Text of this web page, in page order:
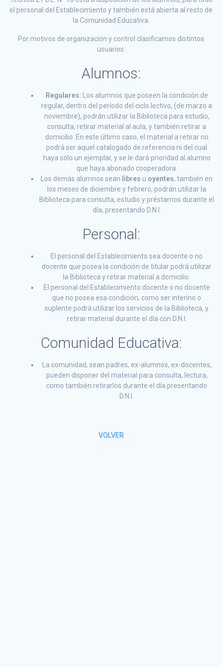
el personal del Establecimiento y también está abierta al resto de
la Comunidad Educativa.
Por motivos de organización y control clasificamos distintos
usuarios:
Alumnos:
Regulares: Los alumnos que poseen la condición de
regular, dentro del período del ciclo lectivo, (de marzo a
noviembre), podrán utilizar la Biblioteca para estudio,
consulta, retirar material al aula, y también retirar a
domicilio: En este último caso, el material a retirar no
podrá ser aquel catalogado de referencia ni del cual
haya sólo un ejemplar, y se le dará prioridad al alumno
que haya abonado cooperadora.
Los demás alumnos sean libres u oyentes, también en
los meses de diciembre y febrero, podrán utilizar la
Biblioteca para consulta, estudio y préstamos durante el
día, presentando D.N.I.
Personal:
El personal del Establecimiento sea docente o no
docente que posea la condición de titular podrá utilizar
la Biblioteca y retirar material a domicilio.
El personal del Establecimiento docente o no docente
que no posea esa condición, como ser interino o
suplente podrá utilizar los servicios de la Biblioteca, y
retirar material durante el día con D.N.I.
Comunidad Educativa:
La comunidad, sean padres, ex-alumnos, ex-docentes,
pueden disponer del material para consulta, lectura,
como también retirarlos durante el día presentando
D.N.I.
VOLVER